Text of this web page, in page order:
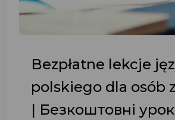
Bezpłatne lekcje
polskiego dla osób
| Безкоштовні